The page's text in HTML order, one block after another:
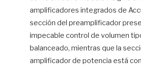
amplificadores integrados de
sección del preamplificador
impecable control de volumen
balanceado, mientras que la
amplificador de potencia está